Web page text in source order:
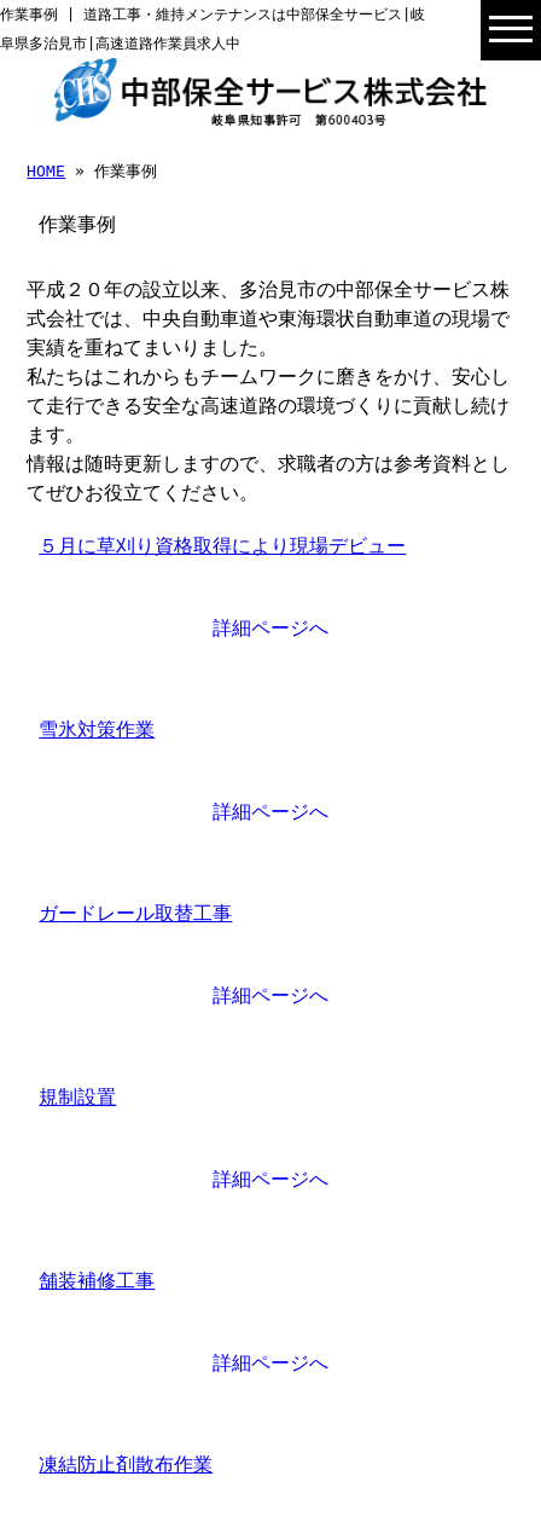
作業事例 | 道路工事・維持メンテナンスは中部保全サービス|岐
阜県多治見市|高速道路作業員求人中
HOME » 作業事例
作業事例
平成２０年の設立以来、多治見市の中部保全サービス株
式会社では、中央自動車道や東海環状自動車道の現場で
実績を重ねてまいりました。
私たちはこれからもチームワークに磨きをかけ、安心し
て走行できる安全な高速道路の環境づくりに貢献し続け
ます。
情報は随時更新しますので、求職者の方は参考資料とし
てぜひお役立てください。
５月に草刈り資格取得により現場デビュー
詳細ページへ
雪氷対策作業
詳細ページへ
ガードレール取替工事
詳細ページへ
規制設置
詳細ページへ
舗装補修工事
詳細ページへ
凍結防止剤散布作業